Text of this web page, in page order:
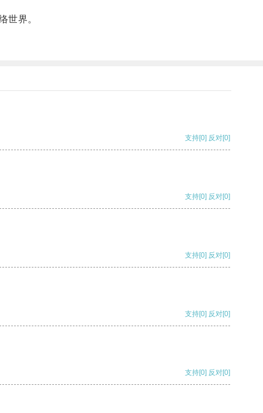
世界。
支持[0] 反对[0]
支持[0] 反对[0]
支持[0] 反对[0]
支持[0] 反对[0]
支持[0] 反对[0]